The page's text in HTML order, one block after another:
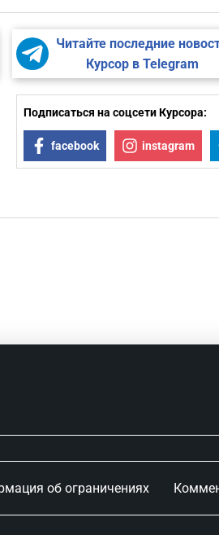
Читайте последние
Курсор в Telegram
Подписаться на соцсети Курсора:
facebook instagram
об ограничениях